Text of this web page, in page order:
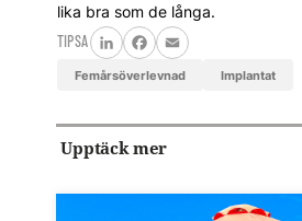
lika bra som de långa.
TIPSA
LinkedInFacebook
Email
femårsöverlevnad implantat
Upptäck mer